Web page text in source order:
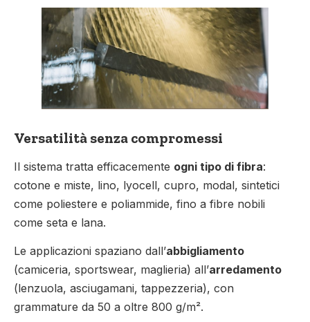
Versatilità senza compromessi
Il sistema tratta efficacemente ogni tipo di fibra:
cotone e miste, lino, lyocell, cupro, modal, sintetici
come poliestere e poliammide, fino a fibre nobili
come seta e lana.
Le applicazioni spaziano dall’abbigliamento
(camiceria, sportswear, maglieria) all’arredamento
(lenzuola, asciugamani, tappezzeria), con
grammature da 50 a oltre 800 g/m².